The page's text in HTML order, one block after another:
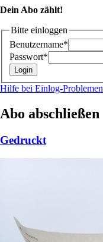
Dein Abo zählt!
Bitte einloggen
Benutzername*
Passwort*
Hilfe bei Einlog-Problemen
Abo abschließen
Gedruckt